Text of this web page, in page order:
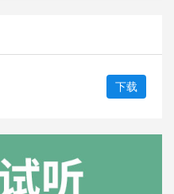
下载